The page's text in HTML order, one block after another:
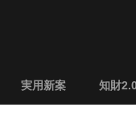
実用新案 知財